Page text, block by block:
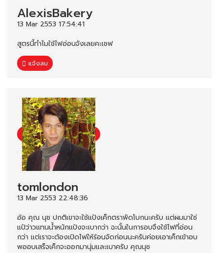
AlexisBakery
13 Mar 2553 17:54:41
สูตรนี้ทำไมใช้ไฟอ่อนจังเลยคะเชฟ
แจ้งลบ
tomlondon
13 Mar 2553 22:48:36
อ้อ คุณ นุช ปกติเขาจะใช้แป้งเค็กตราพัดโบกนะครับ แต่ผมมาใช่
แป้ว่าวแทนน้ำหนักแป้งจะเบากว่า ฉะนั้นในการอบจึงใช้ไฟที่อ่อน
กว่า แต่เราจะต้องเปิดไฟให้ร้อนจัดก่อนนะครับค่อยเอาเค็กเข้าอบ
พออบเสร็จเค็กจะออกมานุ่มและเบาครับ คุณนุช